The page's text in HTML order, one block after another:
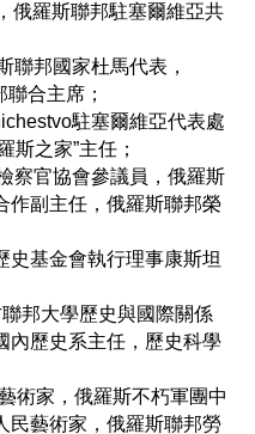
俄羅斯聯邦駐塞爾維亞共
聯邦國家杜馬代表，
合主席；
駐塞爾維亞代表處
斯之家”主任；
察官協會參議員，俄羅斯
作副主任，俄羅斯聯邦榮
史基金會執行理事康斯坦
邦大學歷史與國際關係
內歷史系主任，歷史科學
術家，俄羅斯不朽軍團中
民藝術家，俄羅斯聯邦勞